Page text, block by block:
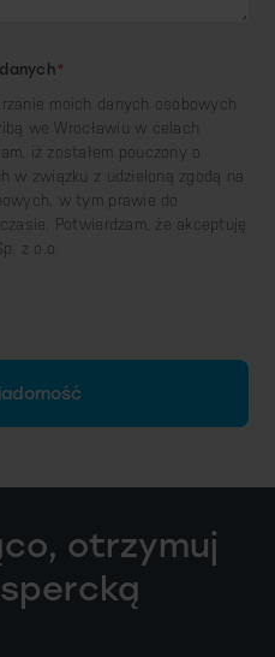
*
moich danych osobowych
we Wrocławiu w celach
iż zostałem pouczony o
w związku z udzieloną zgodą na
w tym prawie do
Potwierdzam, że akceptuję
z o.o.
otrzymuj